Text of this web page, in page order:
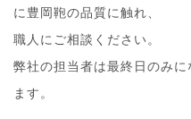
に豊岡鞄の品質に触れ、
職人にご相談ください。
弊社の担当者は最終日のみ
ます。